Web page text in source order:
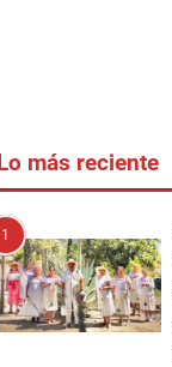
Lo más reciente
1